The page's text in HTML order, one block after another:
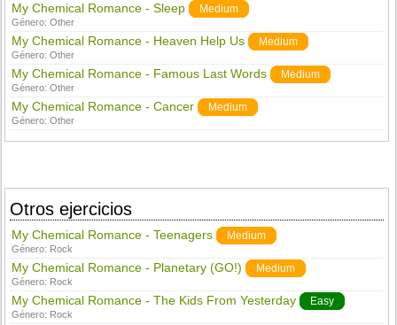
My Chemical Romance - Sleep Medium
Género:Other
My Chemical Romance - Heaven Help Us Medium
Género:Other
My Chemical Romance - Famous Last Words Medium
Género:Other
My Chemical Romance - Cancer Medium
Género:Other
Otros ejercicios
My Chemical Romance - Teenagers Medium
Género: Rock
My Chemical Romance - Planetary (GO!) Medium
Género: Rock
My Chemical Romance - The Kids From Yesterday Easy
Género: Rock